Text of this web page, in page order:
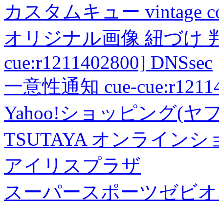
カスタムキュー vintage
オリジナル画像 紐づけ
cue:r1211402800] DNSsec
一意性通知 cue-
Yahoo!ショッピング(ヤ
TSUTAYA オンラインシ
アイリスプラザ
スーパースポーツゼビ